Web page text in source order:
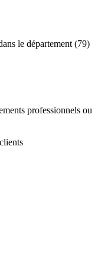
le département (79)
professionnels ou